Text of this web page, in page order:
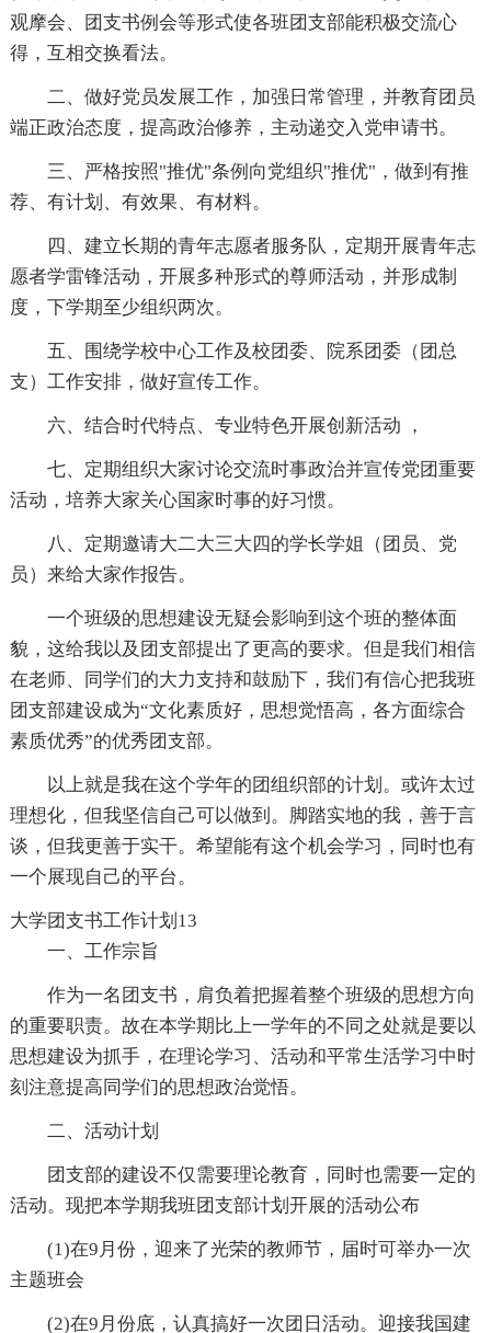
观摩会、团支书例会等形式使各班团支部能积极交流心
得，互相交换看法。
二、做好党员发展工作，加强日常管理，并教育团员
端正政治态度，提高政治修养，主动递交入党申请书。
三、严格按照"推优"条例向党组织"推优"，做到有推
荐、有计划、有效果、有材料。
四、建立长期的青年志愿者服务队，定期开展青年志
愿者学雷锋活动，开展多种形式的尊师活动，并形成制
度，下学期至少组织两次。
五、围绕学校中心工作及校团委、院系团委（团总
支）工作安排，做好宣传工作。
六、结合时代特点、专业特色开展创新活动 ，
七、定期组织大家讨论交流时事政治并宣传党团重要
活动，培养大家关心国家时事的好习惯。
八、定期邀请大二大三大四的学长学姐（团员、党
员）来给大家作报告。
一个班级的思想建设无疑会影响到这个班的整体面
貌，这给我以及团支部提出了更高的要求。但是我们相信
在老师、同学们的大力支持和鼓励下，我们有信心把我班
团支部建设成为“文化素质好，思想觉悟高，各方面综合
素质优秀”的优秀团支部。
以上就是我在这个学年的团组织部的计划。或许太过
理想化，但我坚信自己可以做到。脚踏实地的我，善于言
谈，但我更善于实干。希望能有这个机会学习，同时也有
一个展现自己的平台。
大学团支书工作计划13
一、工作宗旨
作为一名团支书，肩负着把握着整个班级的思想方向
的重要职责。故在本学期比上一学年的不同之处就是要以
思想建设为抓手，在理论学习、活动和平常生活学习中时
刻注意提高同学们的思想政治觉悟。
二、活动计划
团支部的建设不仅需要理论教育，同时也需要一定的
活动。现把本学期我班团支部计划开展的活动公布
(1)在9月份，迎来了光荣的教师节，届时可举办一次
主题班会
(2)在9月份底，认真搞好一次团日活动。迎接我国建